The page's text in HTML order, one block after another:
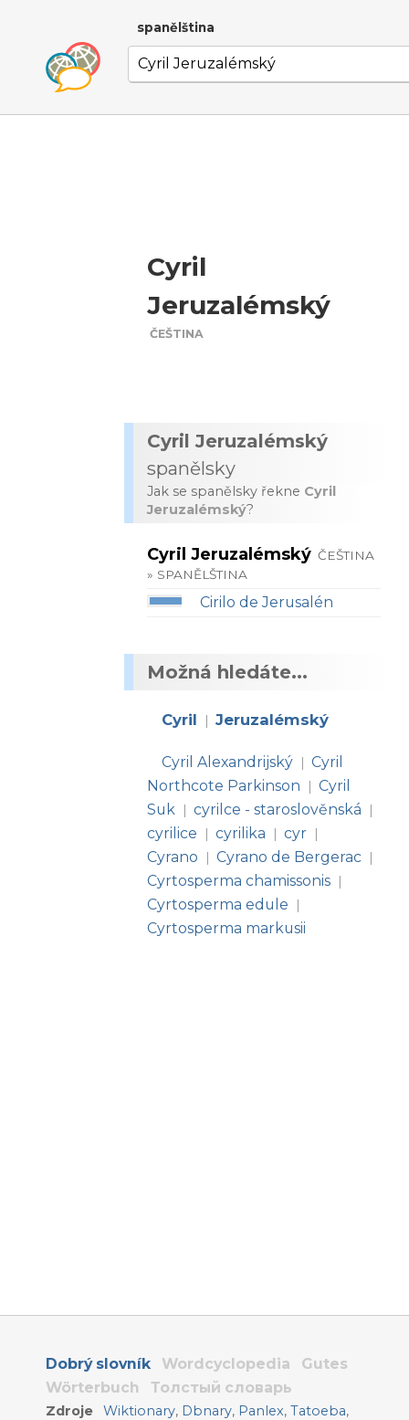
spanělština
Cyril
Jeruzalémský
ČEŠTINA
Cyril Jeruzalémský
spanělsky
Jak se spanělsky řekne Cyril
Jeruzalémský?
Cyril Jeruzalémský ČEŠTINA
» SPANĚLŠTINA
Cirilo de Jerusalén
Možná hledáte...
Cyril | Jeruzalémský
Cyril Alexandrijský | Cyril
Northcote Parkinson
| Cyril
Suk | cyrilce - staroslověnská |
cyrilice | cyrilika | cyr |
Cyrano | Cyrano de Bergerac |
Cyrtosperma chamissonis |
Cyrtosperma edule |
Cyrtosperma markusii
Dobrý slovník Wordcyclopedia
Gutes
Wörterbuch
Толстый словарь
Zdroje Wiktionary, Dbnary, Panlex,Tatoeba,